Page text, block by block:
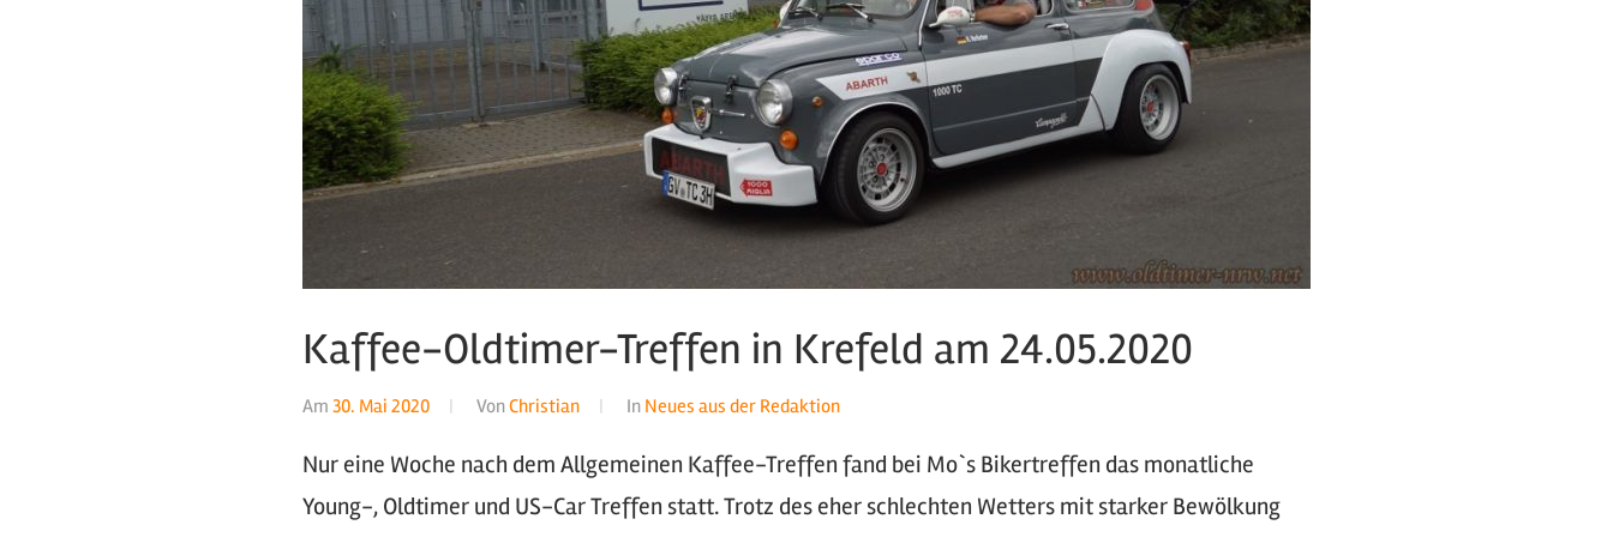
Kaffee-Oldtimer-Treffen in Krefeld am 24.05.2020
Am 30. Mai 2020 VonChristian In Neues aus der Redaktion
Nur eine Woche nach dem Allgemeinen Kaffee-Treffen fand bei Mo`s Bikertreffen das monatliche
Young-, Oldtimer und US-Car Treffen statt. Trotz des eher schlechten Wetters mit starker Bewölkung